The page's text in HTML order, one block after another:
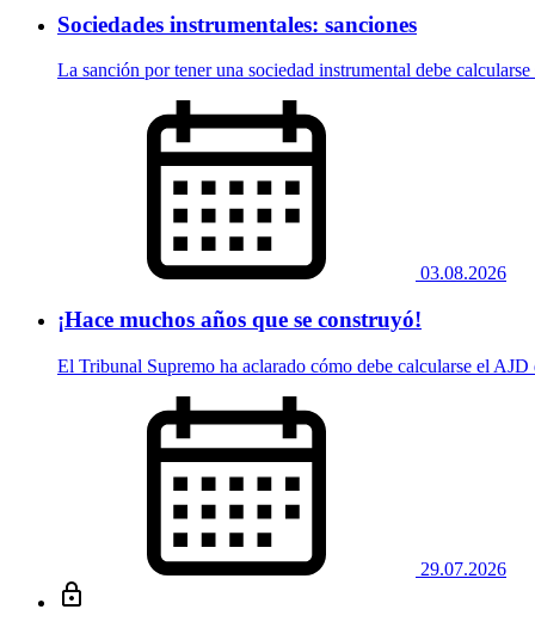
Sociedades instrumentales: sanciones
La sanción por tener una sociedad instrumental debe
03.08.2026
¡Hace muchos años que se construyó!
El Tribunal Supremo ha aclarado cómo debe calcularse el
29.07.2026